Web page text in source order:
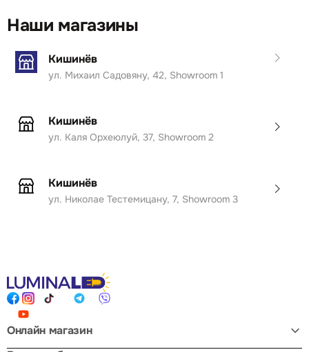
Наши магазины
Кишинёв
ул. Михаил Садовяну, 42, Showroom 1
Кишинёв
ул. Каля Орхеюлуй, 37, Showroom 2
Кишинёв
ул. Николае Тестемицану, 7, Showroom 3
Онлайн магазин